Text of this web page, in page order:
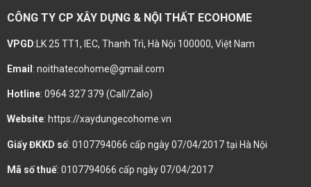
CÔNG TY CP XÂY DỰNG & NỘI THẤT ECOHOME
VPGD:LK 25 TT1, IEC, Thanh Trì, Hà Nội 100000, Việt Nam
Email : noithatecohome@gmail.com
Hotline: 0964 327 379 (Call/Zalo)
Website: https://xaydungecohome.vn
Giấy ĐKKD số: 0107794066 cấp ngày 07/04/2017 tại Hà Nội
Mã số thuế: 0107794066 cấp ngày 07/04/2017